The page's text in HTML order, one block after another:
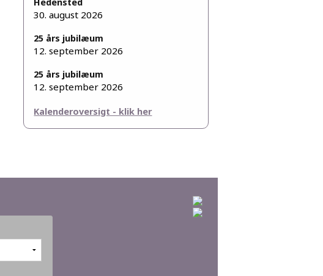
30. august 2026
25 års jubilæum
12. september 2026
25 års jubilæum
12. september 2026
Kalenderoversigt - klik her